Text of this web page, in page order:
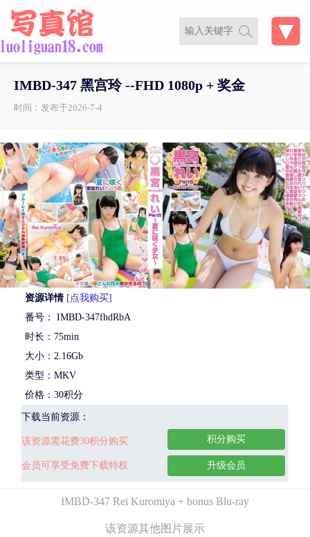
IMBD-347 黑宫玲 --FHD 1080p + 奖金
时间：发布于2026-7-4
资源详情 [点我购买]
番号： IMBD-347fhdRbA
时长：75min
大小：2.16Gb
类型：MKV
价格：30积分
下载当前资源：
该资源需花费30积分购买
会员可享受免费下载特权
积分购买
升级会员
IMBD-347 Rei Kuromiya + bonus Blu-ray
该资源其他图片展示